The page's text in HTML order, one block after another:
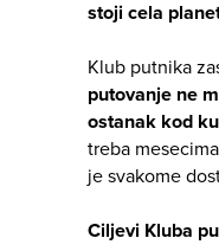
stoji cela
Klub putnika
putovanje ne
ostanak kod
treba
je svakome
Ciljevi Kluba